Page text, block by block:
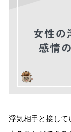
浮気相手と接して